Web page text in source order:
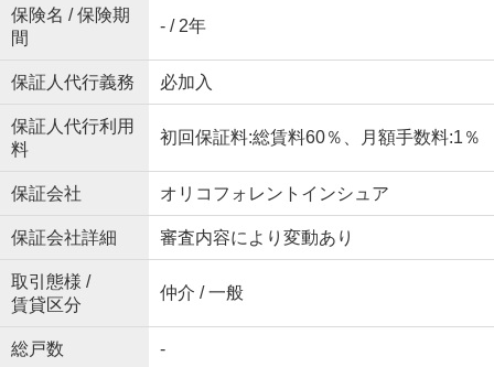
保険名 / 保険期
間
- / 2年
保証人代行義務 必加入
保証人代行利用
料
初回保証料:総賃料60％、月額手数料:1％
保証会社 オリコフォレントインシュア
保証会社詳細 審査内容により変動あり
取引態様 /
賃貸区分
仲介 / 一般
総戸数 -